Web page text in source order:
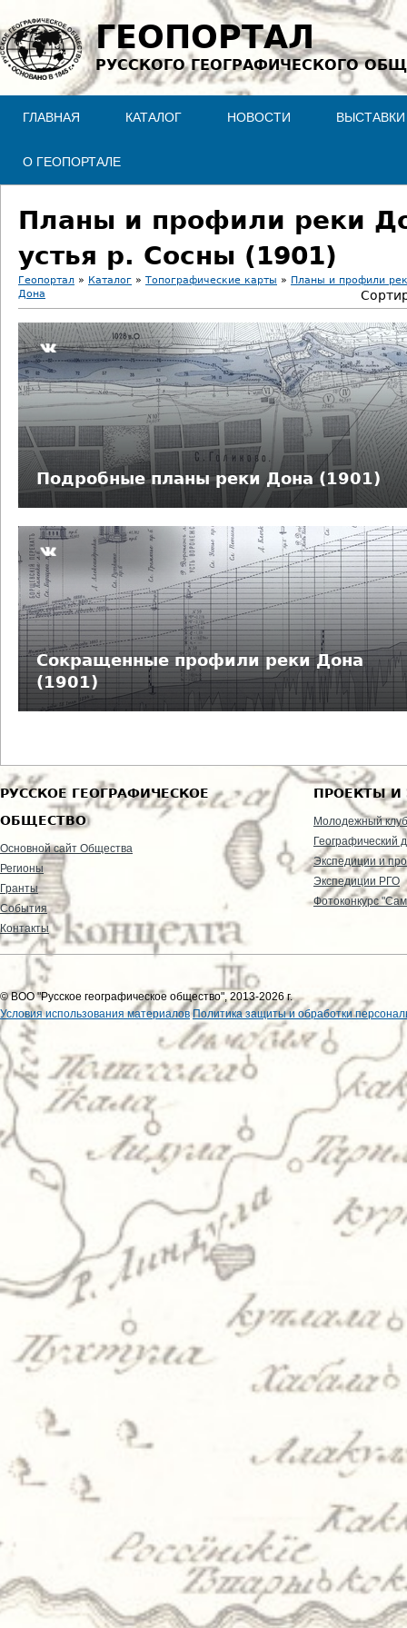
Jump to navigation
ГЕОПОРТАЛ
РУССКОГО ГЕОГРАФИЧЕСКОГО
ГЛАВНАЯ КАТАЛОГ НОВОСТИ ВЫСТАВКИ
О ГЕОПОРТАЛЕ
Планы и профили реки
устья р. Сосны (1901)
В
ы
з
е
с
ь
Геопортал » Каталог » Топографические карты » Планы и профили
Дона
Подробные планы реки Дона (1901)
Сокращенные профили реки Дона
(1901)
РУССКОЕ ГЕОГРАФИЧЕСКОЕ
ОБЩЕСТВО
Основной сайт Общества
Регионы
Гранты
События
Контакты
ПРОЕКТЫ И
Молодежный клуб
Географический
Экспедиции и
Экспедиции РГО
Фотоконкурс
© ВОО "Русское географическое общество", 2013-2026 г.
Условия использования материалов Политика защиты и обработки